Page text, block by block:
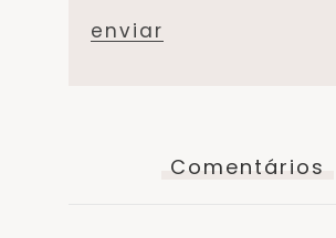
Comentários